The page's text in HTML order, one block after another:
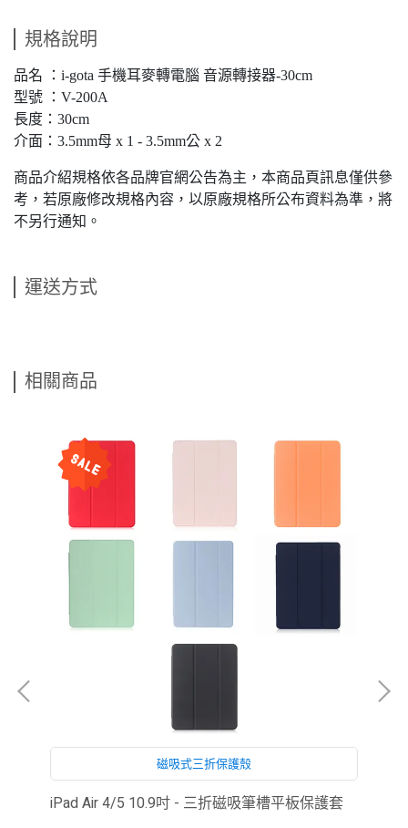
規格說明
品名 ：i-gota 手機耳麥轉電腦 音源轉接器-30cm
型號 ：V-200A
長度：30cm
介面：3.5mm母 x 1 - 3.5mm公 x 2
商品介紹規格依各品牌官網公告為主，本商品頁訊息僅供參
考，若原廠修改規格內容，以原廠規格所公布資料為準，將
不另行通知。
運送方式
相關商品
磁吸式三折保護殼
iPad Air 4/5 10.9吋 - 三折磁吸筆槽平板保護套